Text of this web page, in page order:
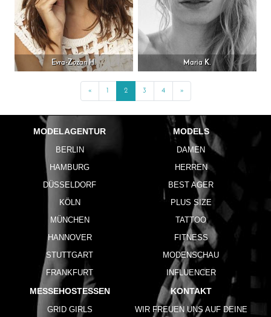
Evra-Zozan H. Maria K.
«Previous 2 3 4 »Next
MODELAGENTUR
BERLIN
HAMBURG
DÜSSELDORF
KÖLN
MÜNCHEN
HANNOVER
STUTTGART
FRANKFURT
MODELS
DAMEN
HERREN
BEST AGER
PLUS SIZE
TATTOO
FITNESS
MODENSCHAU
INFLUENCER
MESSEHOSTESSEN
GRID GIRLS
KONTAKT
WIR FREUEN UNS AUF DEINE